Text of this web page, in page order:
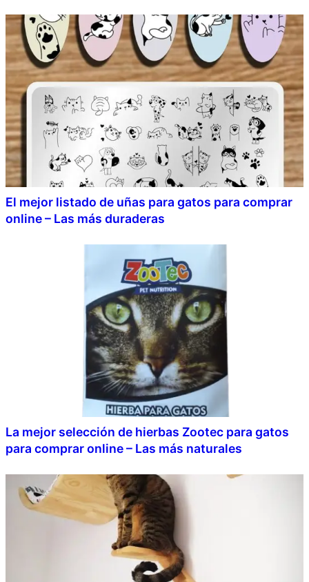
El mejor listado de uñas para gatos para comprar
online – Las más duraderas
La mejor selección de hierbas Zootec para gatos
para comprar online – Las más naturales